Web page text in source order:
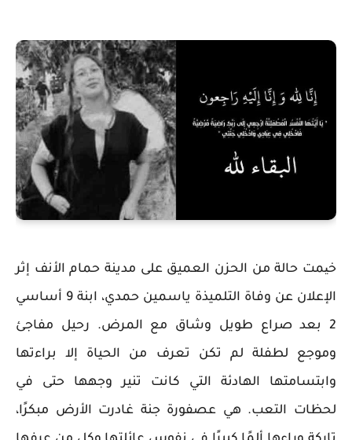
خیمت حالة من الحزن العميق على مدينة حمام الأنف إثر
الإعلان عن وفاة التلميذة ياسمين حمدي، ابنة 9 أساسي
2 بعد صراع طويل وشاق مع المرض. رحيل مفاجئ
وموجع لطفلة لم تكن تعرف من الحياة إلا براءتها
وابتسامتها الهادئة التي كانت تنير وجهها حتى في
لحظات التعب. هي عصفورة جنة غادرت الأرض مبكرًا،